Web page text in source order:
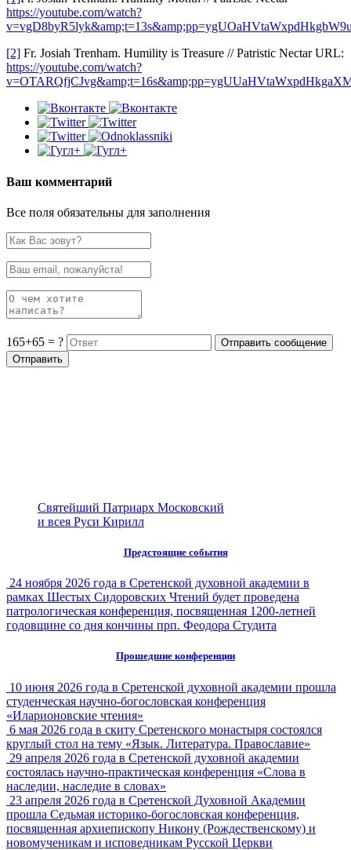
https://youtube.com/watch?
[2] Fr. Josiah Trenham. Humility is Treasure // Patristic Nectar URL:
https://youtube.com/watch?
Ваш комментарий
Все поля обязательны для заполнения
165+65 = ?
Святейший Патриарх Московский
и всея Руси Кирилл
Предстоящие события
24 ноября 2026 года в Сретенской духовной академии в
рамках Шестых Сидоровских Чтений будет проведена
патрологическая конференция, посвященная 1200-летней
годовщине со дня кончины прп. Феодора Студита
Прошедшие конференции
10 июня 2026 года в Сретенской духовной академии прошла
студенческая научно-богословская конференция
«Иларионовские чтения»
6 мая 2026 года в скиту Сретенского монастыря состоялся
круглый стол на тему «Язык. Литература. Православие»
29 апреля 2026 года в Сретенской духовной академии
состоялась научно-практическая конференция «Слова в
наследии, наследие в словах»
23 апреля 2026 года в Сретенской Духовной Академии
прошла Седьмая историко-богословская конференция,
посвященная архиепископу Никону (Рождественскому) и
новомученикам и исповедникам Русской Церкви